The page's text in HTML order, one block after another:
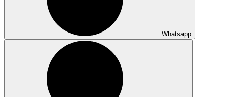
Whatsapp